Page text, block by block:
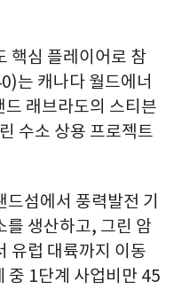
핵심 플레이어로 참
는 캐나다 월드에너
드 래브라도의 스티븐
수소 상용 프로젝트
섬에서 풍력발전 기
를 생산하고, 그린 암
유럽 대륙까지 이동
중 1단계 사업비만 45